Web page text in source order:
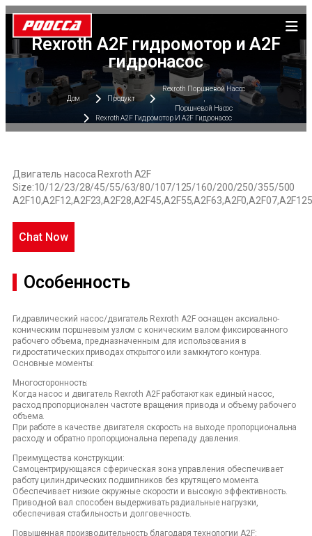
Rexroth A2F гидромотор и A2F
гидронасос
Дом Продукт
Rexroth Поршневой Насос
Поршневой Насос
Rexroth A2F Гидромотор И A2F Гидронасос
Двигатель насоса Rexroth A2F
Size:10/12/23/28/45/55/63/80/107/125/160/200/250/355/500
Chat Now
Особенность
Гидравлический насос/двигатель Rexroth A2F оснащен аксиально-
коническим поршневым узлом с коническим валом фиксированного
рабочего объема, предназначенным для использования в
гидростатических приводах открытого или замкнутого контура.
Основные моменты:
Многосторонность:
Когда насос и двигатель Rexroth A2F работают как единый насос,
расход пропорционален частоте вращения привода и объему рабочего
объема.
При работе в качестве двигателя скорость на выходе пропорциональна
расходу и обратно пропорциональна перепаду давления.
Преимущества конструкции:
Самоцентрирующаяся сферическая зона управления обеспечивает
работу цилиндрических подшипников без крутящего момента.
Обеспечивает низкие окружные скорости и высокую эффективность.
Приводной вал способен выдерживать радиальные нагрузки,
обеспечивая стабильность и долговечность.
Повышенная производительность благодаря технологии A2F: